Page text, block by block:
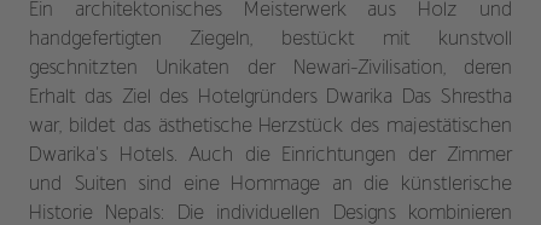
Ein architektonisches Meisterwerk aus Holz und
handgefertigten Ziegeln, bestückt mit kunstvoll
geschnitzten Unikaten der Newari-Zivilisation, deren
Erhalt das Ziel des Hotelgründers Dwarika Das Shrestha
war, bildet das ästhetische Herzstück des majestätischen
Dwarika’s Hotels. Auch die Einrichtungen der Zimmer
und Suiten sind eine Hommage an die künstlerische
Historie Nepals: Die individuellen Designs kombinieren